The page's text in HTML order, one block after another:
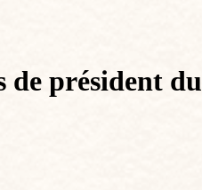
de président du